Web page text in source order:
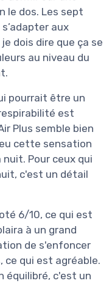
le dos. Les sept
aux
dois dire que ça se
au niveau du
pourrait être un
est
Plus semble bien
cette sensation
Pour ceux qui
c'est un détail
6/10, ce qui est
à un grand
de s'enfoncer
qui est agréable.
équilibré, c'est un